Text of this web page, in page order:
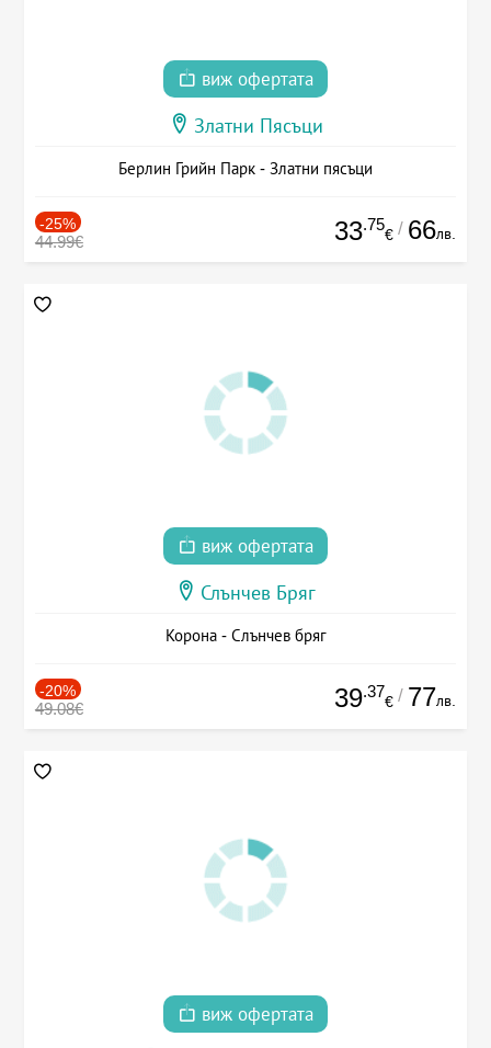
виж офертата
Златни Пясъци
Берлин Грийн Парк - Златни пясъци
-25%
44.99€ 33.75
€ / 66лв.
виж офертата
Слънчев Бряг
Корона - Слънчев бряг
-20%
49.08€ 39.37
€ / 77лв.
виж офертата